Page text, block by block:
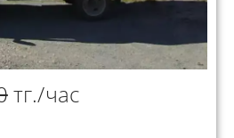
тг./час